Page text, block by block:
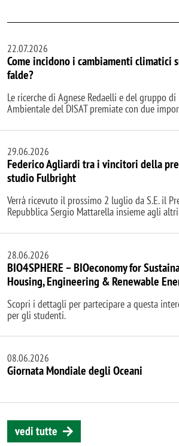
22.07.2026
Come incidono i cambiamenti climatici
falde?
Le ricerche di Agnese Redaelli e del gruppo
Ambientale del DISAT premiate con due
29.06.2026
Federico Agliardi tra i vincitori della
studio Fulbright
Verrà ricevuto il prossimo 2 luglio da S.E. il
Repubblica Sergio Mattarella insieme agli
28.06.2026
BIO4SPHERE – BIOeconomy for
Housing, Engineering & Renewable
Scopri i dettagli per partecipare a questa
per gli studenti.
08.06.2026
Giornata Mondiale degli Oceani
vedi tutte